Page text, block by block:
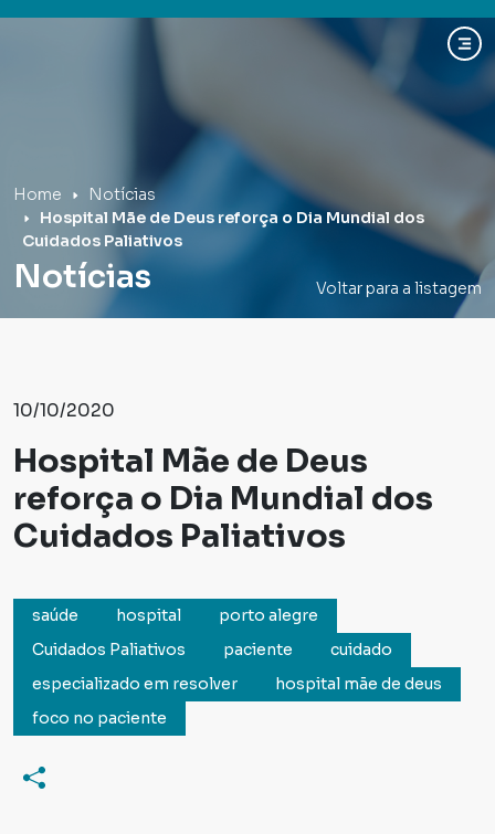
Home
Notícias
Hospital Mãe de Deus reforça o Dia Mundial dos
Cuidados Paliativos
Notícias Voltar para a listagem
10/10/2020
Hospital Mãe de Deus
reforça o Dia Mundial dos
Cuidados Paliativos
saúde hospital
porto alegre
Cuidados Paliativos
paciente
cuidado
especializado em resolver
hospital mãe de deus
foco no paciente